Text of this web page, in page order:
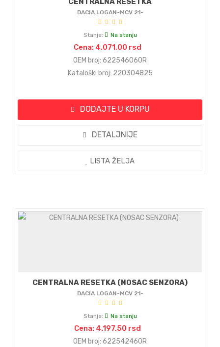
DACIA LOGAN-MCV 21-
Stanje: Na stanju
Cena: 4.071,00 rsd
OEM broj: 622546060R
Kataloški broj: 220304825
DODAJTE U KORPU
DETALJNIJE
LISTA ŽELJA
CENTRALNA RESETKA (NOSAC SENZORA)
DACIA LOGAN-MCV 21-
Stanje: Na stanju
Cena: 4.197,50 rsd
OEM broj: 622542460R